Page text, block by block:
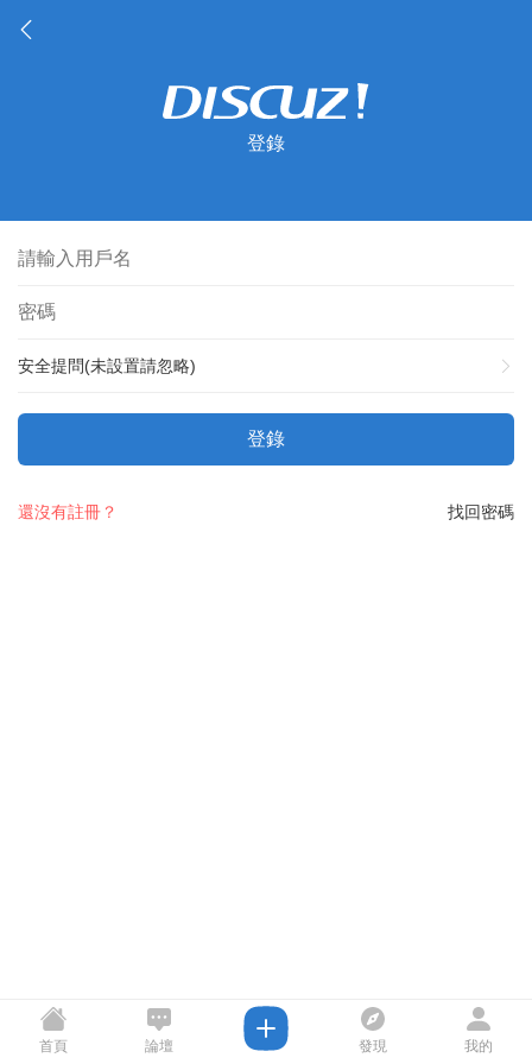
登錄
安全提問(未設置請忽略)
登錄
找回密碼
還沒有註冊？
首頁 論壇 發現 我的